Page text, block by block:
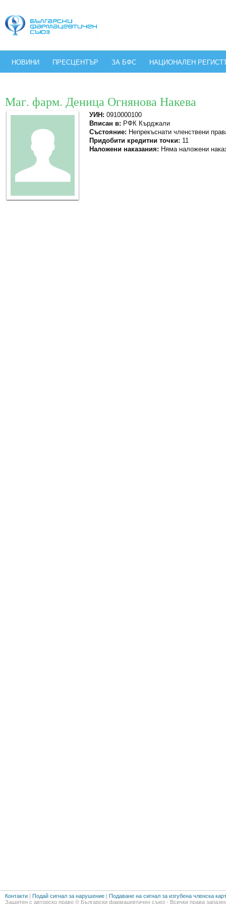
НОВИНИ ПРЕСЦЕНТЪР ЗА БФС НАЦИОНАЛЕН
Маг. фарм. Деница Огнянова Накева
УИН: 0910000100
Вписан в: РФК Кърджали
Състояние: Непрекъснати членствени
Придобити кредитни точки: 11
Наложени наказания: Няма наложени
Контакти | Подай сигнал за нарушение | Подаване на сигнал за изгубена членска
Защитен с авторско право © Български фармацевтичен съюз - Всички права